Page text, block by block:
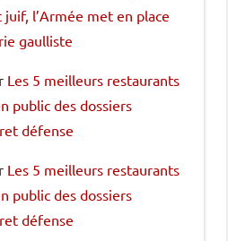
l’Armée met en place
gaulliste
Les 5 meilleurs restaurants
public des dossiers
défense
Les 5 meilleurs restaurants
public des dossiers
défense